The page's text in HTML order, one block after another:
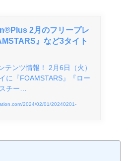
2月のフリープレ
』など3タイト
テンツ情報！ 2月6日（火）
に『FOAMSTARS』『ロー
チー…
2024/02/01/20240201-